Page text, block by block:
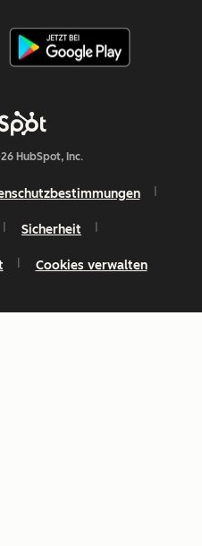
HubSpot, Inc.
Sicherheit
Cookies verwalten